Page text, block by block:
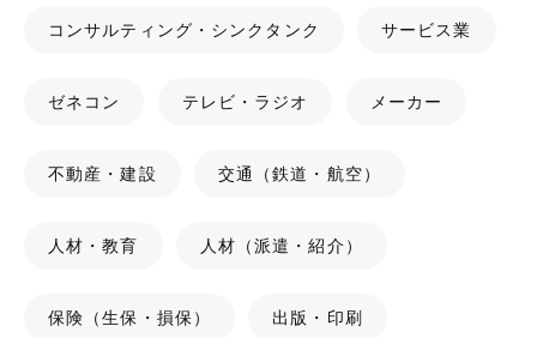
コンサルティング・シンクタンク サービス業
ゼネコン テレビ・ラジオ メーカー
不動産・建設 交通（鉄道・航空）
人材・教育 人材（派遣・紹介）
保険（生保・損保） 出版・印刷